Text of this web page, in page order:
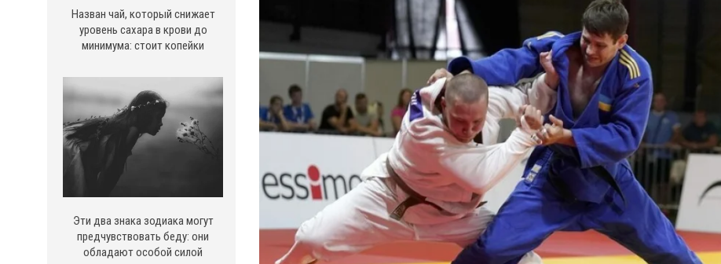
Назван чай, который снижает
уровень сахара в крови до
минимума: стоит копейки
Эти два знака зодиака могут
предчувствовать беду: они
обладают особой силой